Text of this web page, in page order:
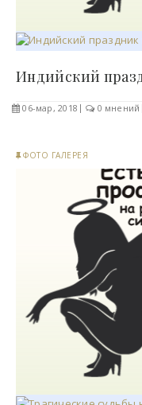
06-мар, 2018 0 мнений
ФОТО ГАЛЕРЕЯ